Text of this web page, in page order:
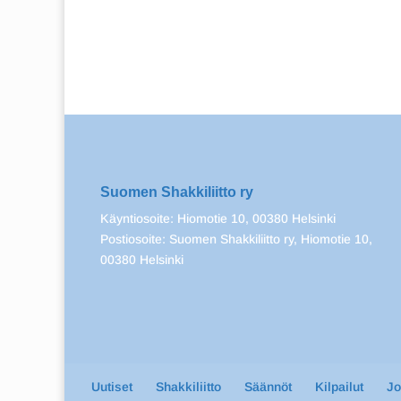
Suomen Shakkiliitto ry
Käyntiosoite: Hiomotie 10, 00380 Helsinki
Postiosoite: Suomen Shakkiliitto ry, Hiomotie 10,
00380 Helsinki
Uutiset Shakkiliitto Säännöt Kilpailut